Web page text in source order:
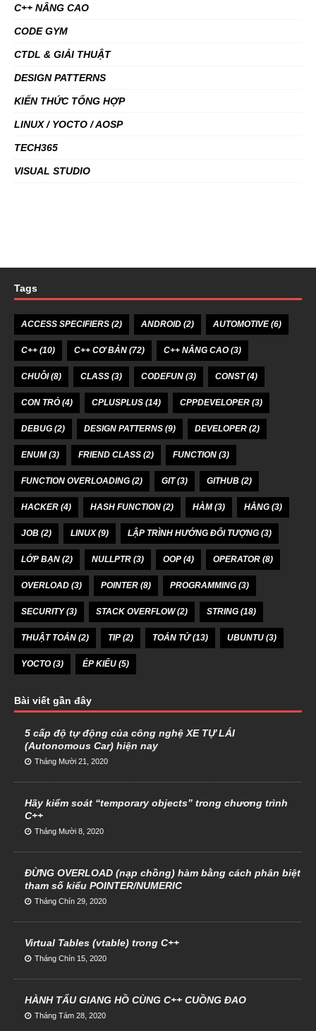
C++ NÂNG CAO
CODE GYM
CTDL & GIẢI THUẬT
DESIGN PATTERNS
KIẾN THỨC TỔNG HỢP
LINUX / YOCTO / AOSP
TECH365
VISUAL STUDIO
Tags
ACCESS SPECIFIERS (2) ANDROID (2) AUTOMOTIVE(6)
C++ (10) C++ CƠ BẢN (72) C++ NÂNG CAO(3)
CHUỖI(8) CLASS (3) CODEFUN (3) CONST(4)
CON TRỎ(4) CPLUSPLUS (14) CPPDEVELOPER (3)
DEBUG (2) DESIGN PATTERNS (9) DEVELOPER (2)
ENUM(3) FRIEND CLASS (2) FUNCTION (3)
FUNCTION OVERLOADING (2) GIT(3) GITHUB (2)
HACKER (4) HASH FUNCTION (2) HÀM(3) HẰNG (3)
JOB (2) LINUX(9) LẬP TRÌNH HƯỚNG ĐỐI TƯỢNG (3)
LỚP BẠN (2) NULLPTR (3) OOP (4) OPERATOR (8)
OVERLOAD (3) POINTER (8) PROGRAMMING (3)
SECURITY(3) STACK OVERFLOW(2) STRING (18)
THUẬT TOÁN (2) TIP (2) TOÁN TỬ(13) UBUNTU (3)
YOCTO(3) ÉP KIỂU (5)
Bài viết gần đây
5 cấp độ tự động của công nghệ XE TỰ LÁI
(Autonomous Car) hiện nay
Tháng Mười 21, 2020
Hãy kiểm soát “temporary objects” trong chương trình
C++
Tháng Mười 8, 2020
ĐỪNG OVERLOAD (nạp chồng) hàm bằng cách phân biệt
tham số kiểu POINTER/NUMERIC
Tháng Chín 29, 2020
Virtual Tables (vtable) trong C++
Tháng Chín 15, 2020
HÀNH TẨU GIANG HỒ CÙNG C++ CUỒNG ĐAO
Tháng Tám 28, 2020